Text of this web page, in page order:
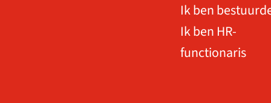
Ik ben
Ik ben HR-
functionaris